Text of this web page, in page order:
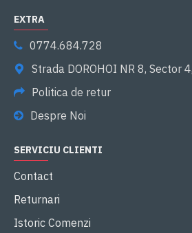
EXTRA
0774.684.728
Strada DOROHOI NR 8, Sector
Politica de retur
Despre Noi
SERVICIU CLIENTI
Contact
Returnari
Istoric Comenzi